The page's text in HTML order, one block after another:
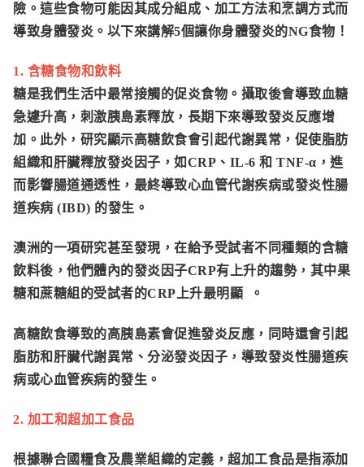
險。這些食物可能因其成分組成、加工方法和烹調方式而
導致身體發炎。以下來講解5個讓你身體發炎的NG食物！
1. 含糖食物和飲料
糖是我們生活中最常接觸的促炎食物。攝取後會導致血糖
急遽升高，刺激胰島素釋放，長期下來導致發炎反應增
加。此外，研究顯示高糖飲食會引起代謝異常，促使脂肪
組織和肝臟釋放發炎因子，如CRP、IL-6 和 TNF-α ，進
而影響腸道通透性，最終導致心血管代謝疾病或發炎性腸
道疾病 (IBD) 的發生。
澳洲的一項研究甚至發現，在給予受試者不同種類的含糖
飲料後，他們體內的發炎因子CRP有上升的趨勢，其中果
糖和蔗糖組的受試者的CRP上升最明顯 。
高糖飲食導致的高胰島素會促進發炎反應，同時還會引起
脂肪和肝臟代謝異常、分泌發炎因子，導致發炎性腸道疾
病或心血管疾病的發生。
2. 加工和超加工食品
根據聯合國糧食及農業組織的定義，超加工食品是指添加